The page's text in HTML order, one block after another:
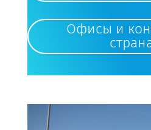
Офисы и